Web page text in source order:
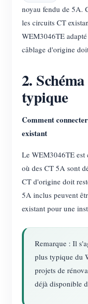
noyau fendu de 5A.
les circuits CT
WEM3046TE
câblage d'origine
2.
typique
Comment
existant
Le WEM3046TE est
où des CT 5A sont
CT d'origine doit
5A inclus peuvent
existant pour une
Remarque : Il
plus typique du
projets de
déjà disponible